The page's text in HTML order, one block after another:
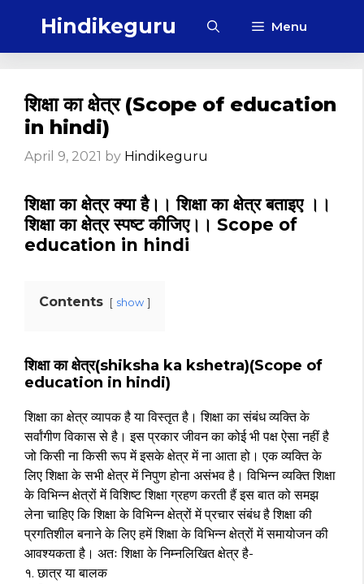
Hindikeguru Menu
शिक्षा का क्षेत्र (Scope of education
in hindi)
April 9, 2021 by Hindikeguru
शिक्षा का क्षेत्र क्या है।। शिक्षा का क्षेत्र बताइए ।।
शिक्षा का क्षेत्र स्पष्ट कीजिए।। Scope of
education in hindi
Contents show
शिक्षा का क्षेत्र(shiksha ka kshetra)(Scope of
education in hindi)
शिक्षा का क्षेत्र व्यापक है या विस्तृत है। शिक्षा का संबंध व्यक्ति के
सर्वांगीण विकास से है। इस प्रकार जीवन का कोई भी पक्ष ऐसा नहीं है
जो किसी ना किसी रूप में इसके क्षेत्र में ना आता हो। एक व्यक्ति के
लिए शिक्षा के सभी क्षेत्र में निपुण होना असंभव है। विभिन्न व्यक्ति शिक्षा
के विभिन्न क्षेत्रों में विशिष्ट शिक्षा ग्रहण करती हैं इस बात को समझ
लेना चाहिए कि शिक्षा के विभिन्न क्षेत्रों में प्रचार संबंध है शिक्षा की
प्रगतिशील बनाने के लिए हमें शिक्षा के विभिन्न क्षेत्रों में समायोजन की
आवश्यकता है। अतः शिक्षा के निम्नलिखित क्षेत्र है-
१. छात्र या बालक